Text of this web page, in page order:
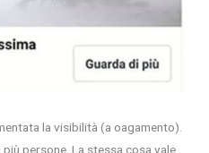
la visibilità (a oagamento).
persone. La stessa cosa vale